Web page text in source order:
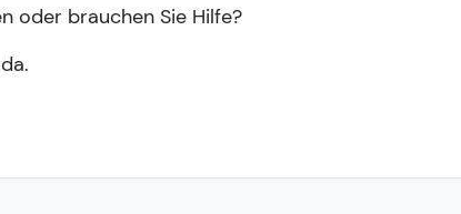
oder brauchen Sie Hilfe?